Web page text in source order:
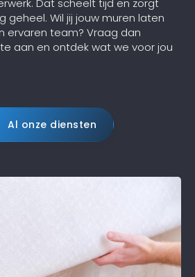
Dat scheelt tijd en zorgt
geheel. Wil jij jouw muren laten
ervaren team? Vraag dan
aan en ontdek wat we voor jou
Al onze diensten